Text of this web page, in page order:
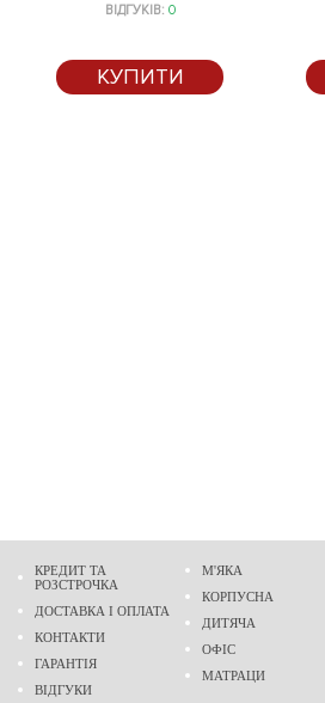
ВІДГУКІВ: 0
КУПИТИ
КРЕДИТ ТА
РОЗСТРОЧКА
ДОСТАВКА І ОПЛАТА
КОНТАКТИ
ГАРАНТІЯ
ВІДГУКИ
М'ЯКА
КОРПУСНА
ДИТЯЧА
ОФІС
МАТРАЦИ